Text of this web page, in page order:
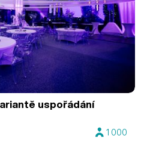
uspořádání
1 000